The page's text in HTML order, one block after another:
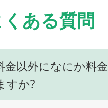
くある質問
金以外になにか料
すか?